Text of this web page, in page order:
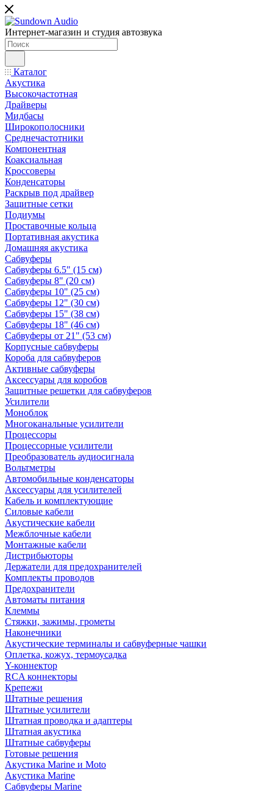
Интернет-магазин и студия автозвука
Каталог
Акустика
Высокочастотная
Драйверы
Мидбасы
Широкополосники
Среднечастотники
Компонентная
Коаксиальная
Кроссоверы
Конденсаторы
Раскрыв под драйвер
Защитные сетки
Подиумы
Проставочные кольца
Портативная акустика
Домашняя акустика
Сабвуферы
Сабвуферы 6.5" (15 см)
Сабвуферы 8" (20 см)
Сабвуферы 10" (25 см)
Сабвуферы 12" (30 см)
Сабвуферы 15" (38 см)
Сабвуферы 18" (46 см)
Сабвуферы от 21" (53 см)
Корпусные сабвуферы
Короба для сабвуферов
Активные сабвуферы
Аксессуары для коробов
Защитные решетки для сабвуферов
Усилители
Моноблок
Многоканальные усилители
Процессоры
Процессорные усилители
Преобразователь аудиосигнала
Вольтметры
Автомобильные конденсаторы
Аксессуары для усилителей
Кабель и комплектующие
Силовые кабели
Акустические кабели
Межблочные кабели
Монтажные кабели
Дистрибьюторы
Держатели для предохранителей
Комплекты проводов
Предохранители
Автоматы питания
Клеммы
Стяжки, зажимы, грометы
Наконечники
Акустические терминалы и сабвуферные чашки
Оплетка, кожух, термоусадка
Y-коннектор
RCA коннекторы
Крепежи
Штатные решения
Штатные усилители
Штатная проводка и адаптеры
Штатная акустика
Штатные сабвуферы
Готовые решения
Акустика Marine и Moto
Акустика Marine
Сабвуферы Marine